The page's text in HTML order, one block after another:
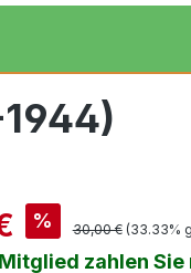
% 30,00 € (33.33%
zahlen Sie